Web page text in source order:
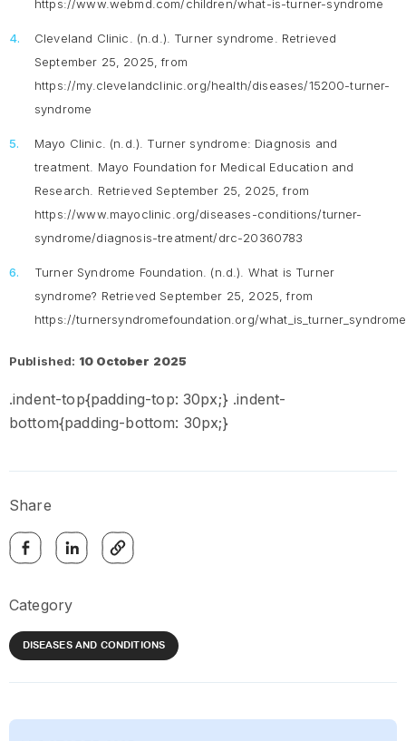
https://www.webmd.com/children/what-is-turner-syndrome
Cleveland Clinic. (n.d.). Turner syndrome . Retrieved
September 25, 2025, from
https://my.clevelandclinic.org/health/diseases/15200-turner-
syndrome
Mayo Clinic. (n.d.). Turner syndrome: Diagnosis and
treatment.
Mayo Foundation for Medical Education and
Research. Retrieved September 25, 2025, from
https://www.mayoclinic.org/diseases-conditions/turner-
syndrome/diagnosis-treatment/drc-20360783
Turner Syndrome Foundation. (n.d.). What is Turner
syndrome? Retrieved September 25, 2025, from
https://turnersyndromefoundation.org/
Published: 10 October 2025
.indent-top{padding-top: 30px;} .indent-
bottom{padding-bottom: 30px;}
Share
Category
DISEASES AND CONDITIONS